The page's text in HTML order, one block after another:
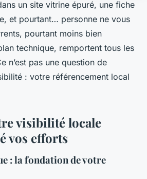
un site vitrine épuré, une fiche
et pourtant… personne ne vous
pourtant moins bien
technique, remportent tous les
n’est pas une question de
: votre référencement local
visibilité locale
vos efforts
: la fondation de votre